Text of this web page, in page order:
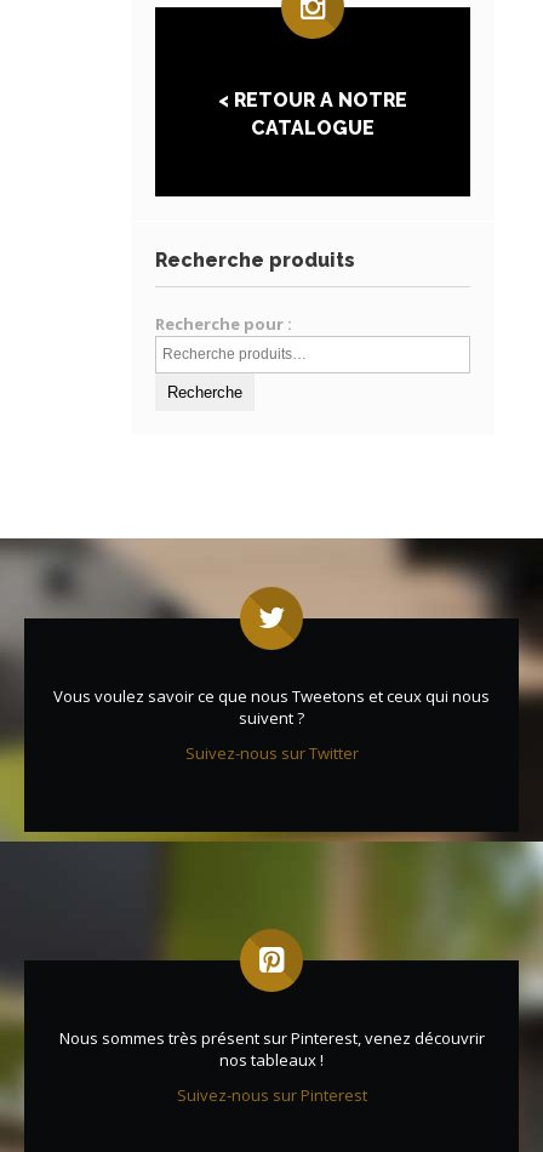
< RETOUR A NOTRE
CATALOGUE
Recherche produits
Recherche pour :
Vous voulez savoir ce que nous Tweetons et ceux qui nous
suivent ?
Suivez-nous sur Twitter
Nous sommes très présent sur Pinterest, venez découvrir
nos tableaux !
Suivez-nous sur Pinterest